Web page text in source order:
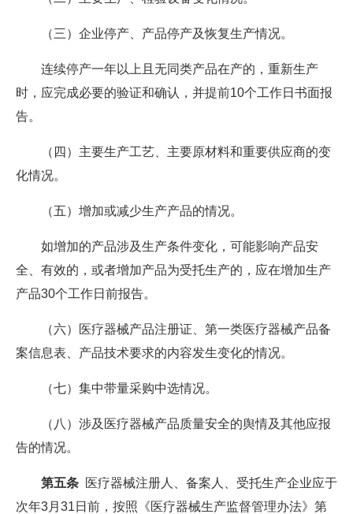
（三）企业停产、产品停产及恢复生产情况。
连续停产一年以上且无同类产品在产的，重新生产
时，应完成必要的验证和确认，并提前10个工作日书面报
告。
（四）主要生产工艺、主要原材料和重要供应商的变
化情况。
（五）增加或减少生产产品的情况。
如增加的产品涉及生产条件变化，可能影响产品安
全、有效的，或者增加产品为受托生产的，应在增加生产
产品30个工作日前报告。
（六）医疗器械产品注册证、第一类医疗器械产品备
案信息表、产品技术要求的内容发生变化的情况。
（七）集中带量采购中选情况。
（八）涉及医疗器械产品质量安全的舆情及其他应报
告的情况。
第五条 医疗器械注册人、备案人、受托生产企业应于
次年3月31日前，按照《医疗器械生产监督管理办法》第